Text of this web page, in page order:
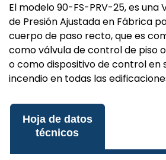
El modelo 90-FS-PRV-25, es una
de Presión Ajustada en Fábrica
cuerpo de paso recto, que es
como válvula de control de piso
o como dispositivo de control en
incendio en todas las
Hoja de datos
técnicos